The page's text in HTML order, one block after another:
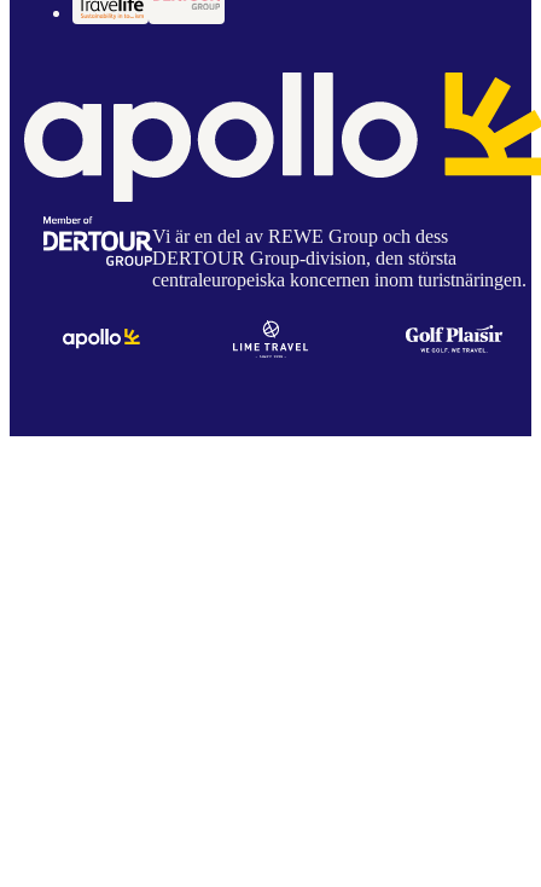
Vi är en del av REWE Group och dess
DERTOUR Group-division, den största
centraleuropeiska koncernen inom turistnäringen.